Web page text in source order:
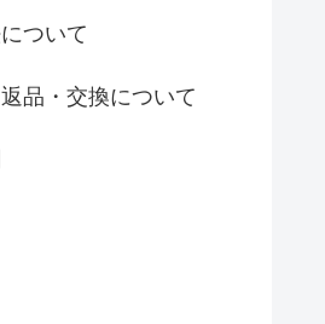
ついて
品・交換について